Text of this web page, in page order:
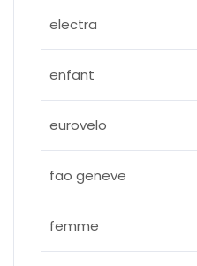
electra
enfant
eurovelo
fao geneve
femme